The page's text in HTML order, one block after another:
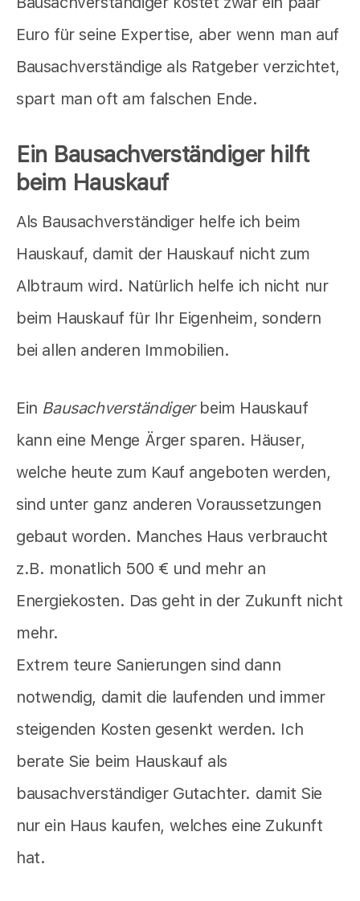
Euro für seine Expertise, aber wenn man auf
Bausachverständige als Ratgeber verzichtet,
spart man oft am falschen Ende.
Ein Bausachverständigerhilft
beim Hauskauf
Als Bausachverständiger helfe ich beim
Hauskauf, damit der Hauskauf nicht zum
Albtraum wird. Natürlich helfe ich nicht nur
beim Hauskauf für Ihr Eigenheim, sondern
bei allen anderen Immobilien.
Ein Bausachverständigerbeim Hauskauf
kann eine Menge Ärger sparen. Häuser,
welche heute zum Kauf angeboten werden,
sind unter ganz anderen Voraussetzungen
gebaut worden. Manches Haus verbraucht
z.B. monatlich 500 € und mehr an
Energiekosten. Das geht in der Zukunft nicht
mehr.
Extrem teure Sanierungen sind dann
notwendig, damit die laufenden und immer
steigenden Kosten gesenkt werden. Ich
berate Sie beim Hauskauf als
bausachverständiger Gutachter. damit Sie
nur ein Haus kaufen, welches eine Zukunft
hat.